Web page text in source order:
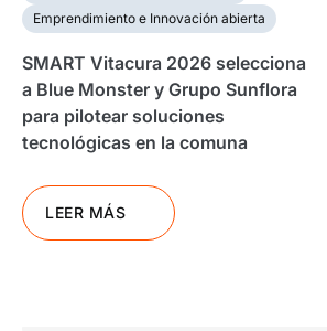
Emprendimiento e Innovación abierta
SMART Vitacura 2026 selecciona
a Blue Monster y Grupo Sunflora
para pilotear soluciones
tecnológicas en la comuna
LEER MÁS